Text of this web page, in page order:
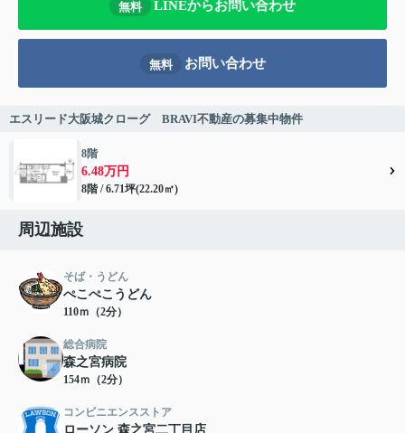
無料 LINEからお問い合わせ
無料 お問い合わせ
エスリード大阪城クローグ BRAVI不動産の募集中物件
8階
6.48万円
8階 / 6.71坪(22.20㎡)
周辺施設
そば・うどん
ぺこぺこうどん
110ｍ（2分）
総合病院
森之宮病院
154ｍ（2分）
コンビニエンスストア
ローソン 森之宮二丁目店